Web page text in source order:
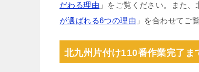
だわる理由 」をご覧ください。また
が選ばれる6つの理由 」を合わせてご
北九州片付け110番作業完了ま